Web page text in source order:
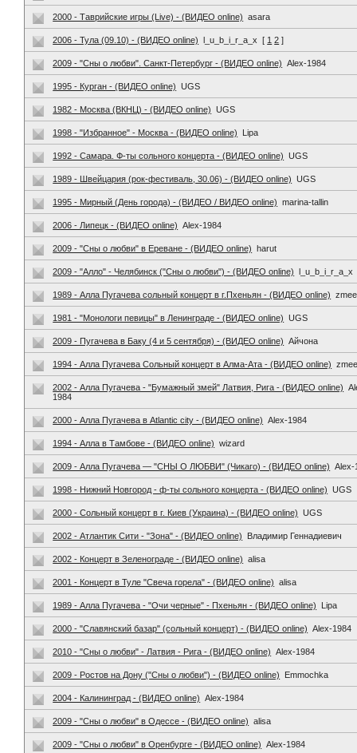
2000 - Таврийские игры (Live) - (ВИДЕО online) asara
2006 - Тула (09.10) - (ВИДЕО online) l_u_b_i_r_a_x [ 1 2 ]
2009 - "Сны о любви". Санкт-Петербург - (ВИДЕО online) Alex-1984
1995 - Курган - (ВИДЕО online) UGS
1982 - Москва (ВКНЦ) - (ВИДЕО online) UGS
1998 - "Избранное" - Москва - (ВИДЕО online) Lipa
1992 - Самара. Ф-ты сольного концерта - (ВИДЕО online) UGS
1989 - Швейцария (рок-фестиваль, 30.06) - (ВИДЕО online) UGS
1995 - Мирный (День города) - (ВИДЕО / ВИДЕО online) marina-tallin
2006 - Липецк - (ВИДЕО online) Alex-1984
2009 - "Сны о любви" в Ереване - (ВИДЕО online) harut
2009 - "Алло" - Челябинск ("Сны о любви") - (ВИДЕО online) l_u_b_i_r_a_x
1989 - Алла Пугачева сольный концерт в г.Пхеньян - (ВИДЕО online)
1981 - "Монологи певицы" в Ленинграде - (ВИДЕО online) UGS
2009 - Пугачева в Баку (4 и 5 сентября) - (ВИДЕО online) Айчона
1994 - Алла Пугачева Сольный концерт в Алма-Ата - (ВИДЕО online)
2002 - Алла Пугачева - "Бумажный змей" Латвия, Рига - (ВИДЕО online)
1984
2000 - Алла Пугачева в Atlantic city - (ВИДЕО online) Alex-1984
1994 - Алла в Тамбове - (ВИДЕО online) wizard
2009 - Алла Пугачева — "СНЫ О ЛЮБВИ" (Чикаго) - (ВИДЕО online) Alex-
1998 - Нижний Новгород - ф-ты сольного концерта - (ВИДЕО online) UGS
2000 - Сольный концерт в г. Киев (Украина) - (ВИДЕО online) UGS
2002 - Атлантик Сити - "Зона" - (ВИДЕО online) Владимир Геннадиевич
2002 - Концерт в Зеленограде - (ВИДЕО online) alisa
2001 - Концерт в Туле "Свеча горела" - (ВИДЕО online) alisa
1989 - Алла Пугачева - "Очи черные" - Пхеньян - (ВИДЕО online) Lipa
2000 - "Славянский базар" (сольный концерт) - (ВИДЕО online) Alex-1984
2010 - "Сны о любви" - Латвия - Рига - (ВИДЕО online) Alex-1984
2009 - Ростов на Дону ("Сны о любви") - (ВИДЕО online) Emmochka
2004 - Калининград - (ВИДЕО online) Alex-1984
2009 - "Сны о любви" в Одессе - (ВИДЕО online) alisa
2009 - "Сны о любви" в Оренбурге - (ВИДЕО online) Alex-1984